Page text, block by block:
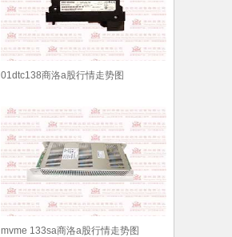
01dtc138商洛a股行情走势图
mvme 133sa商洛a股行情走势图